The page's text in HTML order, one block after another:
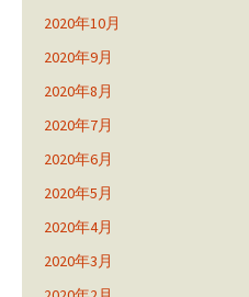
2020年10月
2020年9月
2020年8月
2020年7月
2020年6月
2020年5月
2020年4月
2020年3月